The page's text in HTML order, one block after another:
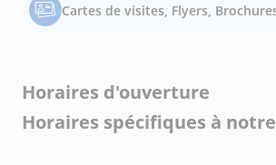
Cartes de visites, Flyers,
Horaires d'ouverture
Horaires spécifiques à